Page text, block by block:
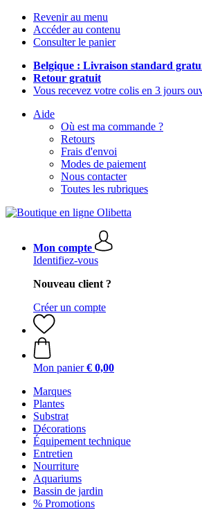
Revenir au menu
Accéder au contenu
Consulter le panier
Belgique : Livraison standard
Retour gratuit
Vous recevez votre colis en 3 jours
Aide
Où est ma commande ?
Retours
Frais d'envoi
Modes de paiement
Nous contacter
Toutes les rubriques
Mon compte
Identifiez-vous
Nouveau client ?
Créer un compte
Mon panier € 0,00
Marques
Plantes
Substrat
Décorations
Équipement technique
Entretien
Nourriture
Aquariums
Bassin de jardin
% Promotions